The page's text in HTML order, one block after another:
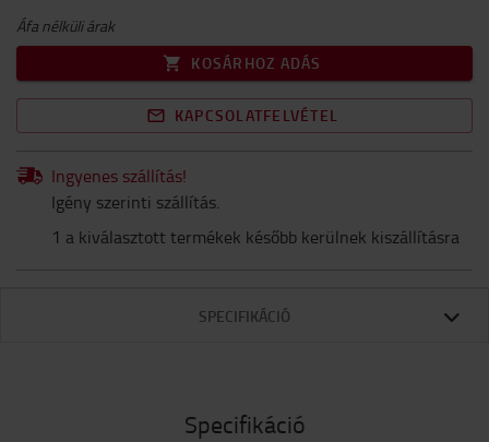
Áfa nélküli árak
KOSÁRHOZ ADÁS
KAPCSOLATFELVÉTEL
Ingyenes szállítás!
Igény szerinti szállítás.
1 a kiválasztott termékek később kerülnek kiszállításra
SPECIFIKÁCIÓ
Specifikáció